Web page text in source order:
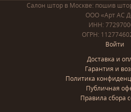
Салон штор в Москве: пошив
ООО «Арт АС
ИНН:
ОГРН:
Войти
Доставка и
Гарантия и
Политика
Публичная
Правила сбора